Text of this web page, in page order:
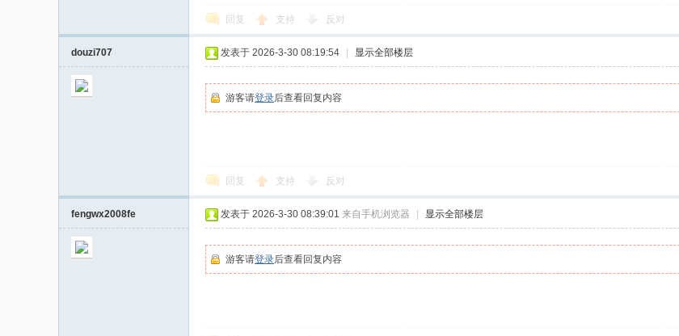
回复 支持 反对
douzi707 发表于 2026-3-30 08:19:54 显示全部楼层
游客请登录后查看回复内容
回复 支持 反对
fengwx2008fe 发表于 2026-3-30 08:39:01 来自手机浏览器 显示全部楼层
游客请登录后查看回复内容